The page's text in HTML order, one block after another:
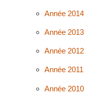
Année 2014
Année 2013
Année 2012
Année 2011
Année 2010